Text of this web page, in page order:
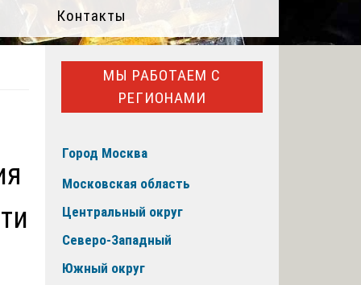
Контакты
МЫ РАБОТАЕМ С
РЕГИОНАМИ
Город Москва
Московская область
Центральный округ
Северо-Западный
Южный округ